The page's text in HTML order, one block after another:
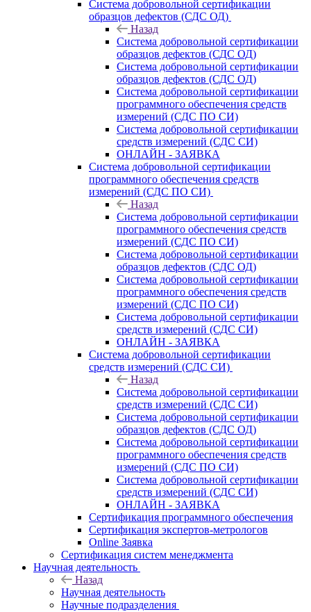
Система добровольной сертификации
образцов дефектов (СДС ОД)
Назад
Система добровольной сертификации
образцов дефектов (СДС ОД)
Система добровольной сертификации
образцов дефектов (СДС ОД)
Система добровольной сертификации
программного обеспечения средств
измерений (СДС ПО СИ)
Система добровольной сертификации
средств измерений (СДС СИ)
ОНЛАЙН - ЗАЯВКА
Система добровольной сертификации
программного обеспечения средств
измерений (СДС ПО СИ)
Назад
Система добровольной сертификации
программного обеспечения средств
измерений (СДС ПО СИ)
Система добровольной сертификации
образцов дефектов (СДС ОД)
Система добровольной сертификации
программного обеспечения средств
измерений (СДС ПО СИ)
Система добровольной сертификации
средств измерений (СДС СИ)
ОНЛАЙН - ЗАЯВКА
Система добровольной сертификации
средств измерений (СДС СИ)
Назад
Система добровольной сертификации
средств измерений (СДС СИ)
Система добровольной сертификации
образцов дефектов (СДС ОД)
Система добровольной сертификации
программного обеспечения средств
измерений (СДС ПО СИ)
Система добровольной сертификации
средств измерений (СДС СИ)
ОНЛАЙН - ЗАЯВКА
Сертификация программного обеспечения
Сертификация экспертов-метрологов
Online Заявка
Сертификация систем менеджмента
Научная деятельность
Назад
Научная деятельность
Научные подразделения